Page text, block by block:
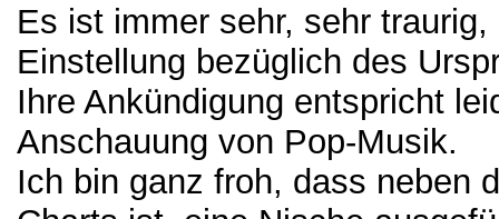
Es ist immer sehr, sehr
Einstellung bezüglich des
Ihre Ankündigung entspricht
Anschauung von Pop-Musik.
Ich bin ganz froh, dass neben